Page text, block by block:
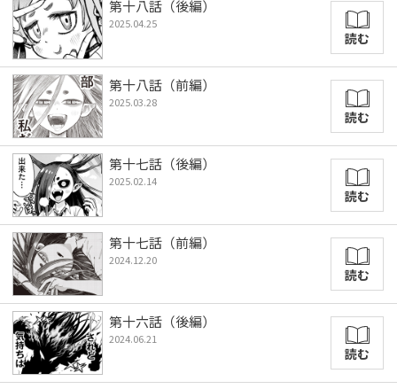
第十八話（後編）
2025.04.25
読む
第十八話（前編）
2025.03.28
読む
第十七話（後編）
2025.02.14
読む
第十七話（前編）
2024.12.20
読む
第十六話（後編）
2024.06.21
読む